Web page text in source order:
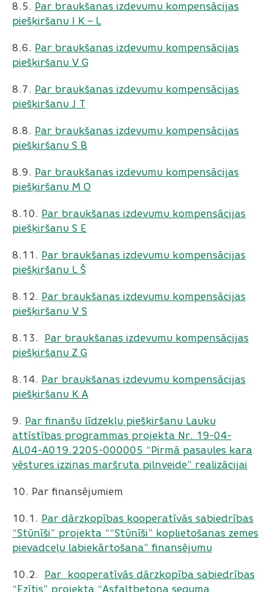
8.5. Par braukšanas izdevumu kompensācijas
piešķiršanu I K – L
8.6. Par braukšanas izdevumu kompensācijas
piešķiršanu V G
8.7. Par braukšanas izdevumu kompensācijas
piešķiršanu J T
8.8. Par braukšanas izdevumu kompensācijas
piešķiršanu S B
8.9. Par braukšanas izdevumu kompensācijas
piešķiršanu M O
8.10. Par braukšanas izdevumu kompensācijas
piešķiršanu S E
8.11. Par braukšanas izdevumu kompensācijas
piešķiršanu L Š
8.12. Par braukšanas izdevumu kompensācijas
piešķiršanu V S
8.13. Par braukšanas izdevumu kompensācijas
piešķiršanu Z G
8.14. ​​​​​​​ Par braukšanas izdevumu kompensācijas
piešķiršanu K A
9. Par finanšu līdzekļu piešķiršanu Lauku
attīstības programmas projekta Nr. 19-04-
AL04-A019.2205-000005 “Pirmā pasaules kara
vēstures izziņas maršruta pilnveide” realizācijai
10. Par finansējumiem
10.1. ​​​​​​​ Par dārzkopības kooperatīvās sabiedrības
“Stūnīši” projekta ““Stūnīši” koplietošanas zemes
pievadceļu labiekārtošana” finansējumu
10.2. ​​​​​​​ Par kooperatīvās dārzkopība sabiedrības
“Ezītis” projekta “Asfaltbetona seguma